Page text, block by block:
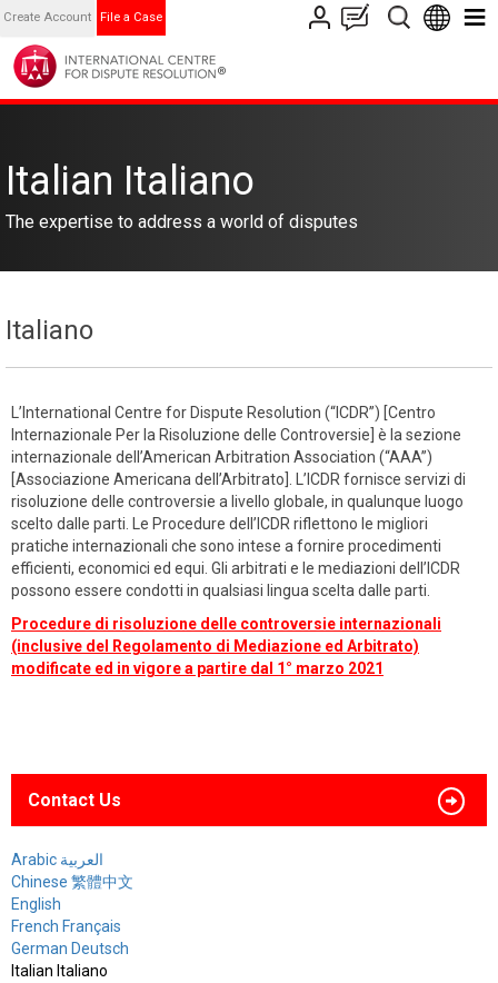
Create Account File a Case
Italian Italiano
The expertise to address a world of disputes
Italiano
L’International Centre for Dispute Resolution (“ICDR”) [Centro
Internazionale Per la Risoluzione delle Controversie] è la sezione
internazionale dell’American Arbitration Association (“AAA”)
[Associazione Americana dell’Arbitrato]. L’ICDR fornisce servizi di
risoluzione delle controversie a livello globale, in qualunque luogo
scelto dalle parti. Le Procedure dell’ICDR riflettono le migliori
pratiche internazionali che sono intese a fornire procedimenti
efficienti, economici ed equi. Gli arbitrati e le mediazioni dell’ICDR
possono essere condotti in qualsiasi lingua scelta dalle parti.
Procedure di risoluzione delle controversie internazionali
(inclusive del Regolamento di Mediazione ed Arbitrato)
modificate ed in vigore a partire dal 1° marzo 2021
Contact Us
Arabic العربية
Chinese 繁體中文
English
French Français
German Deutsch
Italian Italiano